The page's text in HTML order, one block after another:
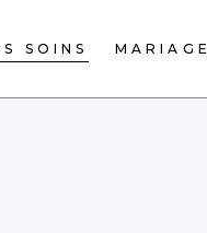
SOINS MARIAGE